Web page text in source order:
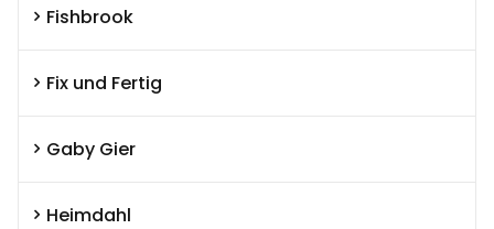
Fishbrook
Fix und Fertig
Gaby Gier
Heimdahl